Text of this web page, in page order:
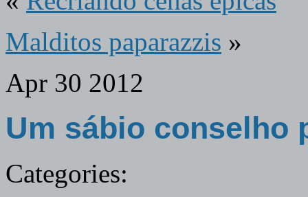
Malditos paparazzis »
Apr 30 2012
Um sábio conselho
Categories: